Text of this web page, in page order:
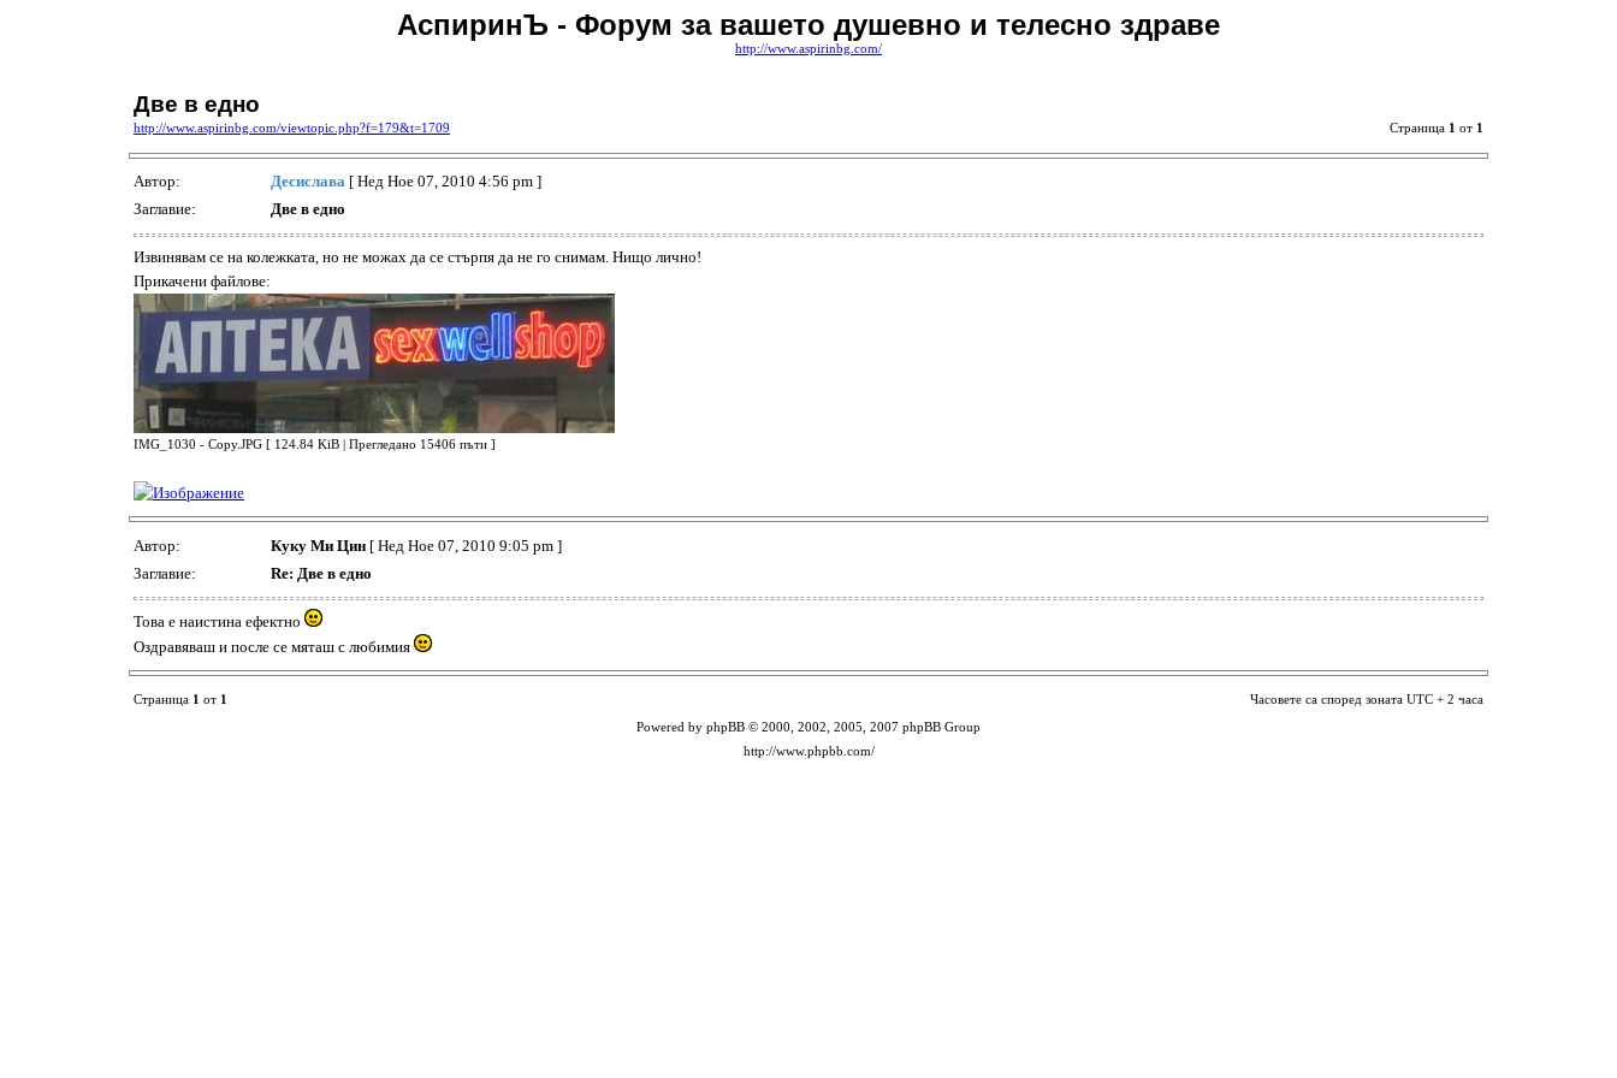
АспиринЪ - Форум за вашето душевно и телесно здраве
http://www.aspirinbg.com/
Две в едно
http://www.aspirinbg.com/viewtopic.php?f=179&t=1709 Страница 1 от 1
Автор: Десислава [ Нед Ное 07, 2010 4:56 pm ]
Заглавие:
Две в едно
Извинявам се на колежката, но не можах да се стърпя да не го снимам. Нищо лично!
Прикачени файлове:
IMG_1030 - Copy.JPG [ 124.84 KiB | Прегледано 15406 пъти ]
Автор: Куку Ми Цин [ Нед Ное 07, 2010 9:05 pm ]
Заглавие:
Re: Две в едно
Това е наистина ефектно
Оздравяваш и после се мяташ с любимия
Страница 1 от 1 Часовете са според зоната UTC + 2 часа
Powered by phpBB © 2000, 2002, 2005, 2007 phpBB Group
http://www.phpbb.com/